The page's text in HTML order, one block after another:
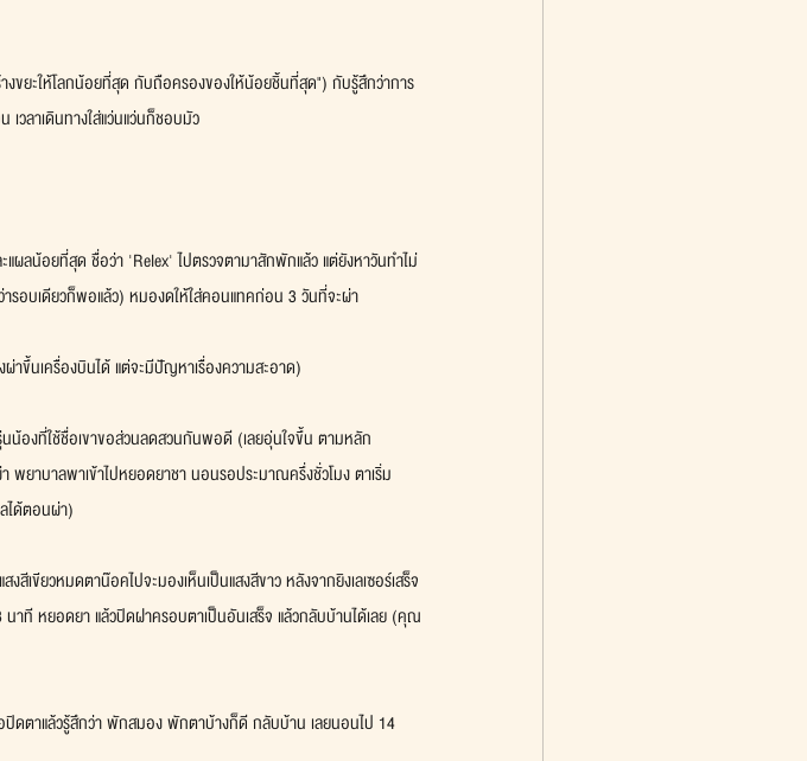
งขยะให้โลกน้อยที่สุด กับถือครองของให้น้อยชิ้นที่สุด") กับรู้สึกว่าการ
วลาเดินทางใส่แว่นแว่นก็ชอบมัว
แผลน้อยที่สุด ชื่อว่า 'Relex' ไปตรวจตามาสักพักแล้ว แต่ยังหาวันทำไม่
รอบเดียวก็พอแล้ว) หมองดให้ใส่คอนแทคก่อน 3 วันที่จะผ่า
าขึ้นเครื่องบินได้ แต่จะมีปัญหาเรื่องความสะอาด)
องที่ใช้ชื่อเขาขอส่วนลดสวนกันพอดี (เลยอุ่นใจขึ้น ตามหลัก
พยาบาลพาเข้าไปหยอดยาชา นอนรอประมาณครึ่งชั่วโมง ตาเริ่ม
ได้ตอนผ่า)
เขียวหมดตาน๊อคไปจะมองเห็นเป็นแสงสีขาว หลังจากยิงเลเซอร์เสร็จ
าที หยอดยา แล้วปิดฝาครอบตาเป็นอันเสร็จ แล้วกลับบ้านได้เลย (คุณ
ปิดตาแล้วรู้สึกว่า พักสมอง พักตาบ้างก็ดี กลับบ้าน เลยนอนไป 14